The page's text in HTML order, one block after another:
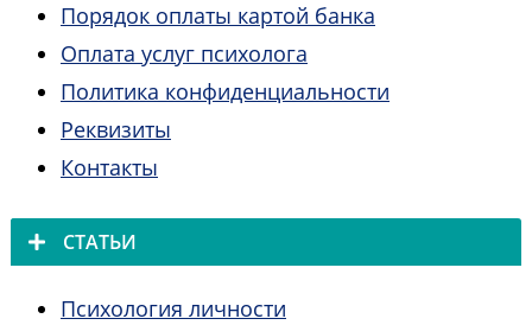
Порядок оплаты картой банка
Оплата услуг психолога
Политика конфиденциальности
Реквизиты
Контакты
СТАТЬИ
Психология личности